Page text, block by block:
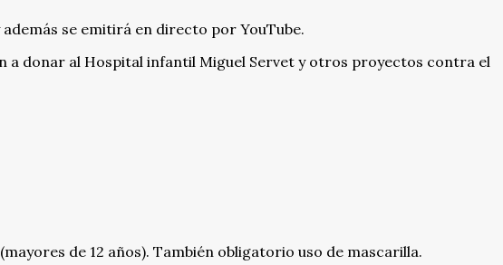
se emitirá en directo por YouTube.
a donar al Hospital infantil Miguel Servet y otros proyectos contra el
de 12 años). También obligatorio uso de mascarilla.